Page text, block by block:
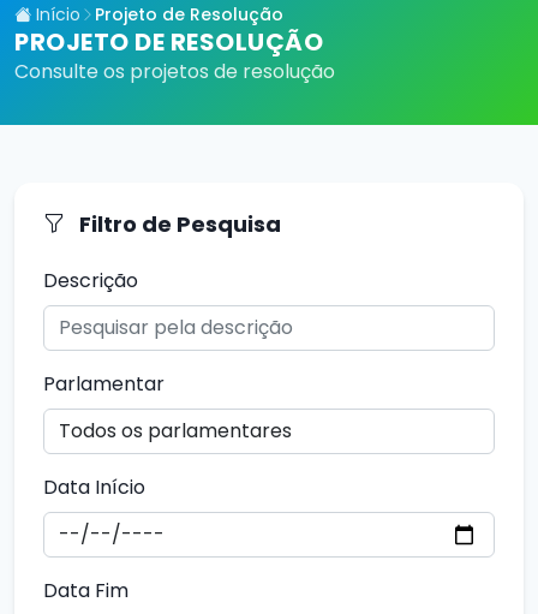
Início Projeto de Resolução
PROJETO DE RESOLUÇÃO
Consulte os projetos de resolução
Filtro de Pesquisa
Descrição
Parlamentar
Data Início
Data Fim